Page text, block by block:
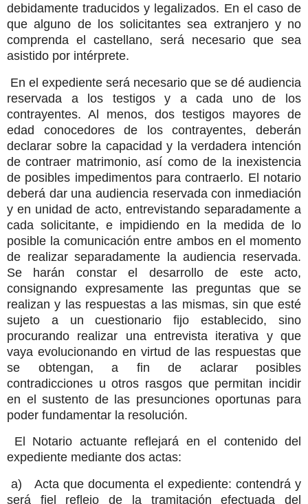
debidamente traducidos y legalizados. En el caso de
que alguno de los solicitantes sea extranjero y no
comprenda el castellano, será necesario que sea
asistido por intérprete.
En el expediente será necesario que se dé audiencia
reservada a los testigos y a cada uno de los
contrayentes. Al menos, dos testigos mayores de
edad conocedores de los contrayentes, deberán
declarar sobre la capacidad y la verdadera intención
de contraer matrimonio, así como de la inexistencia
de posibles impedimentos para contraerlo. El notario
deberá dar una audiencia reservada con inmediación
y en unidad de acto, entrevistando separadamente a
cada solicitante, e impidiendo en la medida de lo
posible la comunicación entre ambos en el momento
de realizar separadamente la audiencia reservada.
Se harán constar el desarrollo de este acto,
consignando expresamente las preguntas que se
realizan y las respuestas a las mismas, sin que esté
sujeto a un cuestionario fijo establecido, sino
procurando realizar una entrevista iterativa y que
vaya evolucionando en virtud de las respuestas que
se obtengan, a fin de aclarar posibles
contradicciones u otros rasgos que permitan incidir
en el sustento de las presunciones oportunas para
poder fundamentar la resolución.
El Notario actuante reflejará en el contenido del
expediente mediante dos actas:
a) Acta que documenta el expediente: contendrá y
será fiel reflejo de la tramitación efectuada del